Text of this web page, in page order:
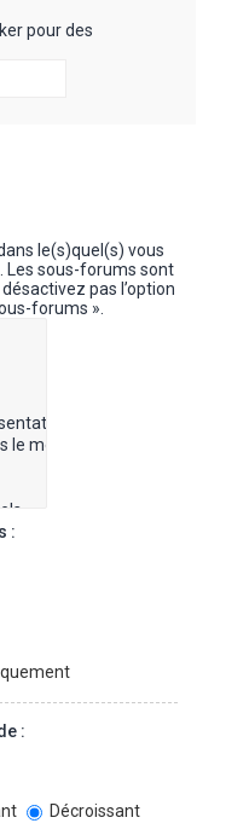
pour des
le(s)quel(s) vous
Les sous-forums sont
pas l’option
forums ».
:
:
Décroissant